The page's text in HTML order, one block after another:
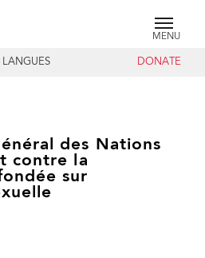
MENU
LANGUES DONATE
des Nations
contre la
sur